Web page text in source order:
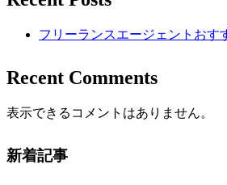
フリーランスエージェントおす
Recent Comments
表示できるコメントはありません。
新着記事